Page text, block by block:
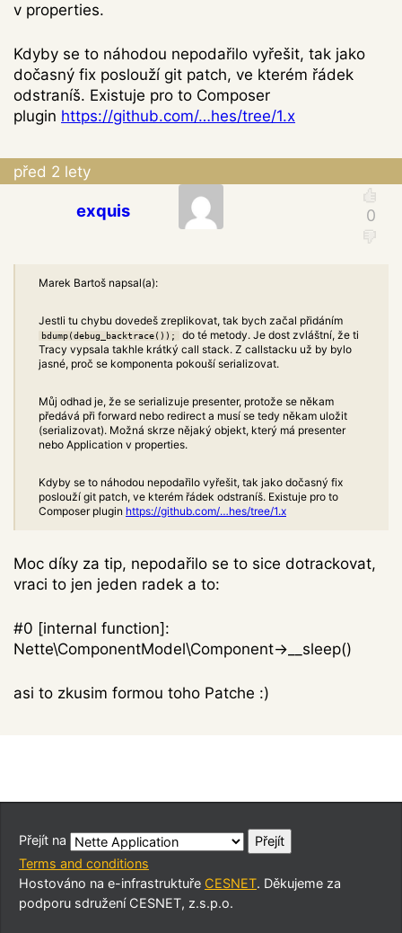
v properties.
Kdyby se to náhodou nepodařilo vyřešit, tak jako
dočasný fix poslouží git patch, ve kterém řádek
odstraníš. Existuje pro to Composer
plugin https://github.com/…hes/tree/1.x
před 2 lety
exquis
Marek Bartoš napsal(a):
Jestli tu chybu dovedeš zreplikovat, tak bych začal přidáním
bdump(debug_backtrace());
do té metody. Je dost zvláštní, že ti
Tracy vypsala takhle krátký call stack. Z callstacku už by bylo
jasné, proč se komponenta pokouší serializovat.
Můj odhad je, že se serializuje presenter, protože se někam
předává při forward nebo redirect a musí se tedy někam uložit
(serializovat). Možná skrze nějaký objekt, který má presenter
nebo Application v properties.
Kdyby se to náhodou nepodařilo vyřešit, tak jako dočasný fix
poslouží git patch, ve kterém řádek odstraníš. Existuje pro to
Composer plugin https://github.com/…hes/tree/1.x
Moc díky za tip, nepodařilo se to sice dotrackovat,
vraci to jen jeden radek a to:
#0 [internal function]:
Nette\ComponentModel\Component->__sleep()
asi to zkusim formou toho Patche :)
Přejít na
Terms and conditions
Hostováno na e-infrastruktuře CESNET. Děkujeme za
podporu sdružení CESNET, z.s.p.o.